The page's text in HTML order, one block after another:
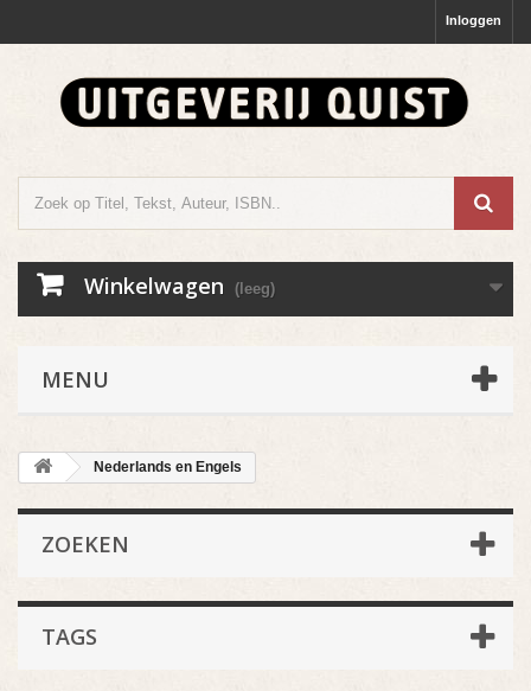
Inloggen
Winkelwagen (leeg)
MENU
Nederlands en Engels
ZOEKEN
TAGS